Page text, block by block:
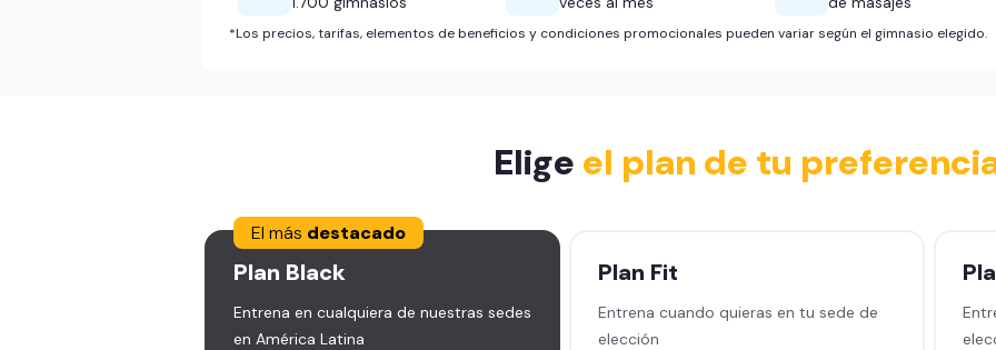
*Los precios, tarifas, elementos de beneficios y condiciones promocionales pueden variar según el gimnasio elegido.
Elige el plan de tu
El más destacado
Plan Black
Entrena en cualquiera de nuestras sedes
en América Latina
Plan Fit
Entrena cuando quieras en tu sede de
elección